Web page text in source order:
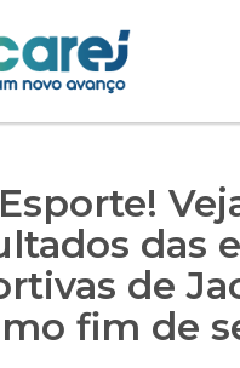
Esporte!
das
de
fim de